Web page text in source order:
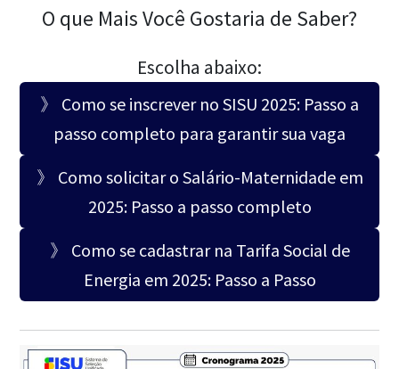
O que Mais Você Gostaria de Saber?
Escolha abaixo:
》 Como se inscrever no SISU 2025: Passo a
passo completo para garantir sua vaga
》 Como solicitar o Salário-Maternidade em
2025: Passo a passo completo
》 Como se cadastrar na Tarifa Social de
Energia em 2025: Passo a Passo